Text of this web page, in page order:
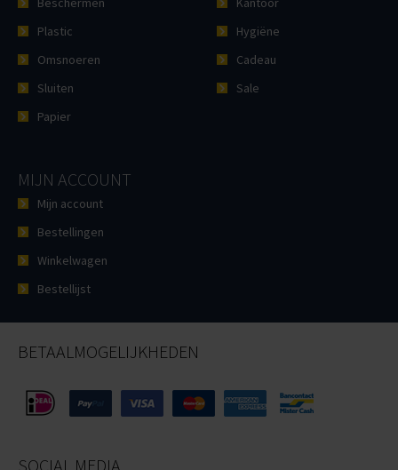
Plastic
Omsnoeren
Sluiten
Papier
Hygiëne
Cadeau
Sale
MIJN ACCOUNT
Mijn account
Bestellingen
Winkelwagen
Bestellijst
BETAALMOGELIJKHEDEN
SOCIAL MEDIA